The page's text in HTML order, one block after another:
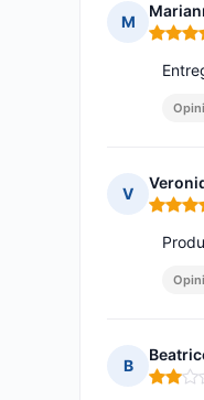
M
Nota: 5
V
Nota: 5
B
Nota: 2